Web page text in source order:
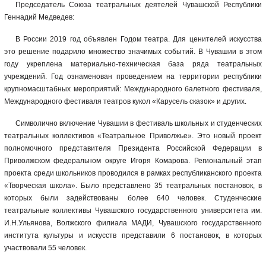
Председатель Союза театральных деятелей Чувашской Республики
Геннадий Медведев:
В России 2019 год объявлен Годом театра. Для ценителей искусства
это решение подарило множество значимых событий. В Чувашии в этом
году укреплена материально-техническая база ряда театральных
учреждений. Год ознаменован проведением на территории республики
крупномасштабных мероприятий: Международного балетного фестиваля,
Международного фестиваля театров кукол «Карусель сказок» и других.
Символично включение Чувашии в фестиваль школьных и студенческих
театральных коллективов «Театральное Приволжье». Это новый проект
полномочного представителя Президента Российской Федерации в
Приволжском федеральном округе Игоря Комарова. Региональный этап
проекта среди школьников проводился в рамках республиканского проекта
«Творческая школа». Было представлено 35 театральных постановок, в
которых были задействованы более 640 человек. Студенческие
театральные коллективы Чувашского государственного университета им.
И.Н.Ульянова, Волжского филиала МАДИ, Чувашского государственного
института культуры и искусств представили 6 постановок, в которых
участвовали 55 человек.